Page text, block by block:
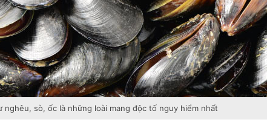
nghêu, sò, ốc là những loài mang độc tố nguy hiểm nhất